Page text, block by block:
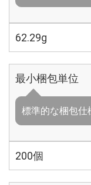
62.29g
最小梱包単位
標準的な梱包仕
200個